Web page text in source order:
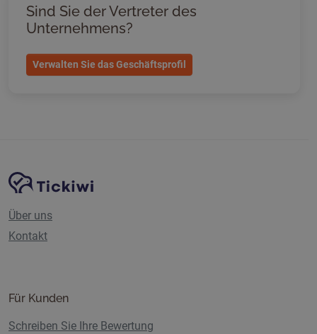
Sind Sie der Vertreter des
Unternehmens?
Verwalten Sie das Geschäftsprofil
Website-Navigation
Tickiwi-Plattform
Über uns
Kontakt
Für Kunden
Schreiben Sie Ihre Bewertung